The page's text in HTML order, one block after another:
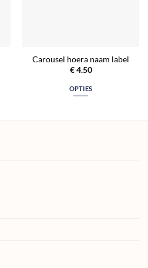
Carousel hoera naam label
€4.50
OPTIES